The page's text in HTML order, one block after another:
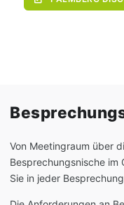
Von Meetingraum über
Besprechungsnische im
Sie in jeder